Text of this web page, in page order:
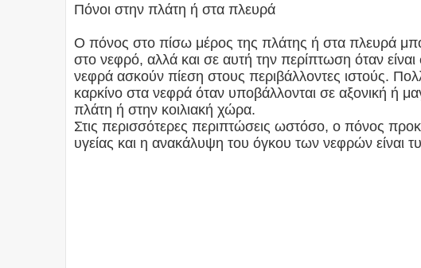
Πόνοι στην πλάτη ή στα πλευρά
Ο πόνος στο πίσω μέρος της πλάτης ή στα πλευρά
στο νεφρό, αλλά και σε αυτή την περίπτωση όταν
νεφρά ασκούν πίεση στους περιβάλλοντες ιστούς.
καρκίνο στα νεφρά όταν υποβάλλονται σε αξονική ή
πλάτη ή στην κοιλιακή χώρα.
Στις περισσότερες περιπτώσεις ωστόσο, ο πόνος
υγείας και η ανακάλυψη του όγκου των νεφρών είναι